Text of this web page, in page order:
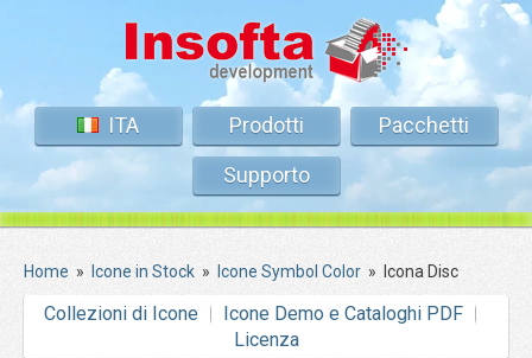
ITA Prodotti
Pacchetti
Supporto
Home » Icone in Stock » Icone Symbol Color » Icona Disc
Collezioni di Icone
Icone Demo e Cataloghi PDF
Licenza